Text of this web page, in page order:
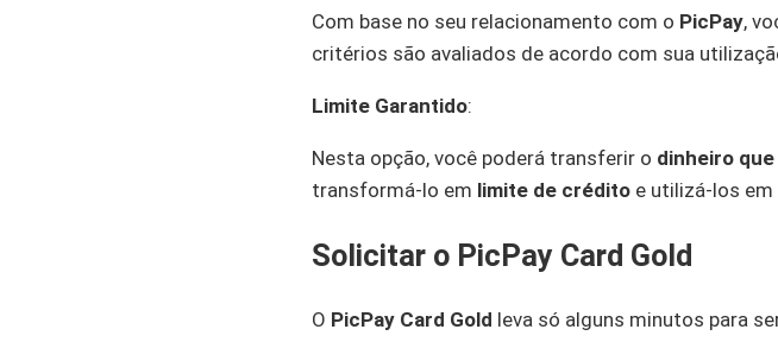
Com base no seu relacionamento com o PicPay,
critérios são avaliados de acordo com sua
Limite Garantido:
Nesta opção, você poderá transferir o dinheiro
transformá-lo em limite de crédito e utilizá-los em
Solicitar o PicPay Card Gold
O PicPay Card Gold leva só alguns minutos para